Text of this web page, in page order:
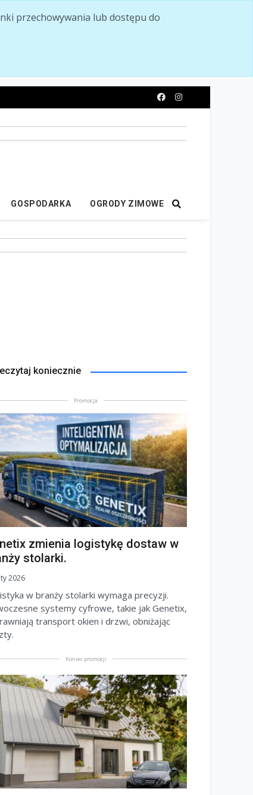
przechowywania lub dostępu do
GOSPODARKA OGRODY ZIMOWE
koniecznie
Promocja
zmienia logistykę dostaw w
stolarki.
2026
w branży stolarki wymaga precyzji.
systemy cyfrowe, takie jak Genetix,
transport okien i drzwi, obniżając
Koniec promocji